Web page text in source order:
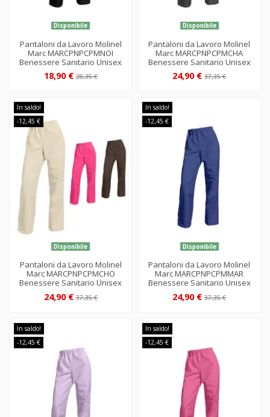
Disponibile
Pantaloni da Lavoro Molinel
Marc MARCPNPCPMNOI
Benessere Sanitario Unisex
18,90 €28,35 €
Disponibile
Pantaloni da Lavoro Molinel
Marc MARCPNPCPMCHA
Benessere Sanitario Unisex
24,90 €37,35 €
In saldo!
-12,45 €
Disponibile
Pantaloni da Lavoro Molinel
Marc MARCPNPCPMCHO
Benessere Sanitario Unisex
24,90 €37,35 €
In saldo!
-12,45 €
Disponibile
Pantaloni da Lavoro Molinel
Marc MARCPNPCPMMAR
Benessere Sanitario Unisex
24,90 €37,35 €
In saldo!
-12,45 €
In saldo!
-12,45 €